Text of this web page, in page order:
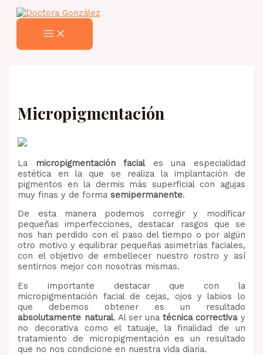
contenido
MENU
Micropigmentación
La micropigmentación facial es una especialidad
estética en la que se realiza la implantación de
pigmentos en la dermis más superficial con agujas
muy finas y de forma semipermanente.
De esta manera podemos corregir y modificar
pequeñas imperfecciones, destacar rasgos que se
nos han perdido con el paso del tiempo o por algún
otro motivo y equilibrar pequeñas asimetrías faciales,
con el objetivo de embellecer nuestro rostro y así
sentirnos mejor con nosotras mismas.
Es importante destacar que con la
micropigmentación facial de cejas, ojos y labios lo
que debemos obtener es un resultado
absolutamente natural. Al ser unatécnica correctivay
no decorativa como el tatuaje, la finalidad de un
tratamiento de micropigmentación es un resultado
que no nos condicione en nuestra vida diaria.